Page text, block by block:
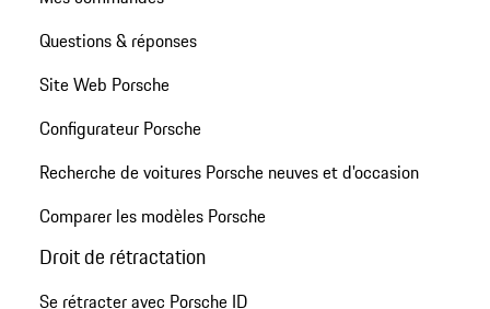
Questions & réponses
Site Web Porsche
Configurateur Porsche
Recherche de voitures Porsche neuves et d'occasion
Comparer les modèles Porsche
Droit de rétractation
Se rétracter avec Porsche ID